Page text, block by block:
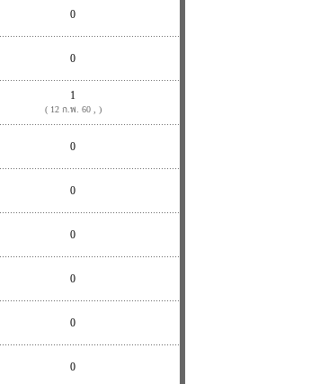
0
0
1
( 12 ก.พ. 60 , )
0
0
0
0
0
0